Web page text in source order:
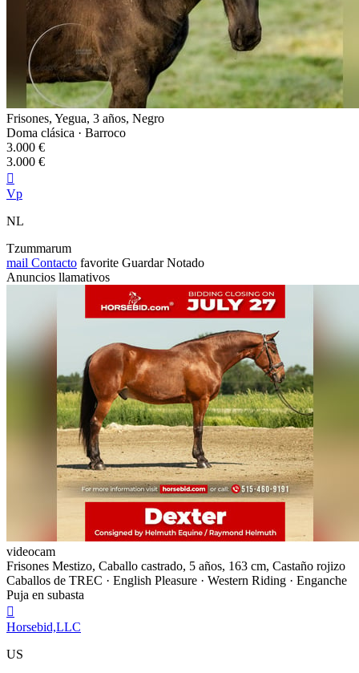
Frisones, Yegua, 3 años, Negro
Doma clásica · Barroco
3.000 €
3.000 €

Vp
NL
Tzummarum
mail Contacto favorite Guardar Notado
Anuncios llamativos
videocam
Frisones Mestizo, Caballo castrado, 5 años, 163 cm, Castaño rojizo
Caballos de TREC · English Pleasure · Western Riding · Enganche
Puja en subasta

Horsebid,LLC
US